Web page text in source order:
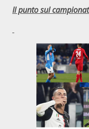
Il punto sul